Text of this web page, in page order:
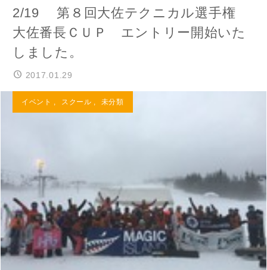
2/19 第８回大佐テクニカル選手権
大佐番長ＣＵＰ エントリー開始いた
しました。
2017.01.29
イベント , スクール , 未分類